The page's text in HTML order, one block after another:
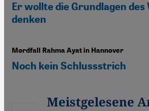
Er wollte die Grundlagen des
denken
Mordfall Rahma Ayat in Hannover
Noch kein Schlussstrich
Meistgelesene